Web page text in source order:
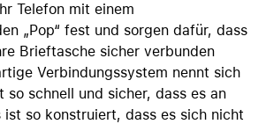
Telefon mit einem
„Pop“ fest und sorgen dafür, dass
Brieftasche sicher verbunden
Verbindungssystem nennt sich
so schnell und sicher, dass es an
ist so konstruiert, dass es sich nicht